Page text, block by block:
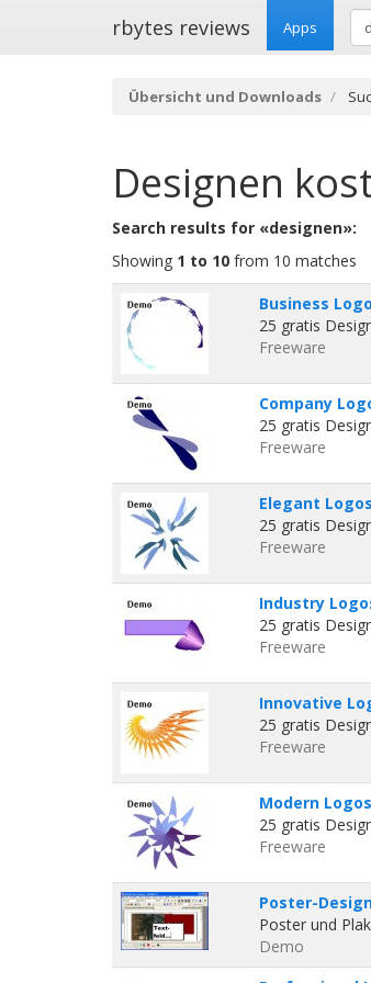
rbytes reviews Apps
Übersicht und Downloads
Designen
Search results for «designen»:
Showing 1 to 10 from 10 matches
Business
25 gratis
Freeware
Company
25 gratis
Freeware
Elegant
25 gratis
Freeware
Industry
25 gratis
Freeware
Innovative
25 gratis
Freeware
Modern
25 gratis
Freeware
Poster-
Poster und
Demo